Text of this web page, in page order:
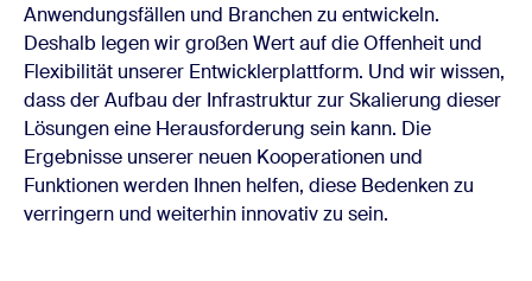
Anwendungsfällen und Branchen zu entwickeln.
Deshalb legen wir großen Wert auf die Offenheit und
Flexibilität unserer Entwicklerplattform. Und wir wissen,
dass der Aufbau der Infrastruktur zur Skalierung dieser
Lösungen eine Herausforderung sein kann. Die
Ergebnisse unserer neuen Kooperationen und
Funktionen werden Ihnen helfen, diese Bedenken zu
verringern und weiterhin innovativ zu sein.